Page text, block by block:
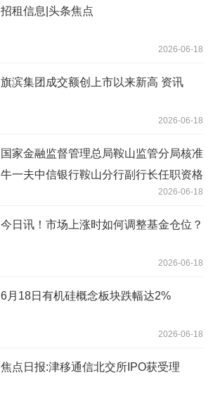
招租信息|头条焦点
2026-06-18
旗滨集团成交额创上市以来新高 资讯
2026-06-18
国家金融监督管理总局鞍山监管分局核准
牛一夫中信银行鞍山分行副行长任职资格
2026-06-18
今日讯！市场上涨时如何调整基金仓位？
2026-06-18
6月18日有机硅概念板块跌幅达2%
2026-06-18
焦点日报:津移通信北交所IPO获受理